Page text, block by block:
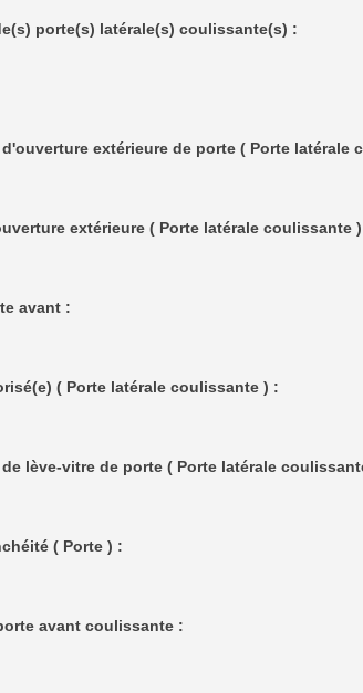
porte(s) latérale(s) coulissante(s) :
extérieure de porte ( Porte latérale
extérieure ( Porte latérale coulissante
avant :
( Porte latérale coulissante ) :
lève-vitre de porte ( Porte latérale
( Porte ) :
avant coulissante :